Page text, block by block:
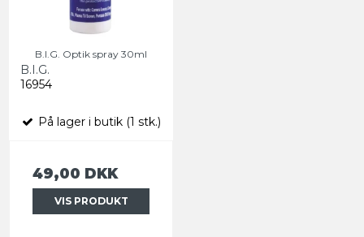
B.I.G. Optik spray 30ml
B.I.G.
16954
På lager i butik (1 stk.)
49,00 DKK
VIS PRODUKT